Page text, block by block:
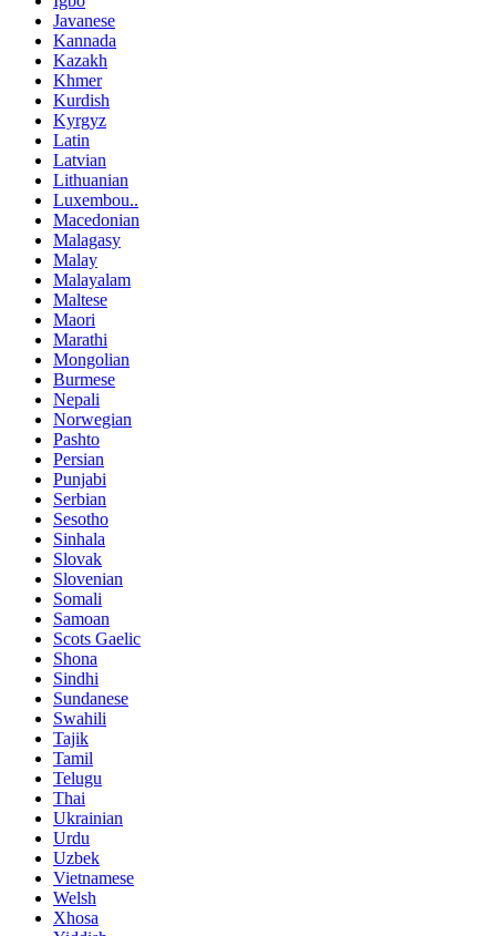
Javanese
Kannada
Kazakh
Khmer
Kurdish
Kyrgyz
Latin
Latvian
Lithuanian
Luxembou..
Macedonian
Malagasy
Malay
Malayalam
Maltese
Maori
Marathi
Mongolian
Burmese
Nepali
Norwegian
Pashto
Persian
Punjabi
Serbian
Sesotho
Sinhala
Slovak
Slovenian
Somali
Samoan
Scots Gaelic
Shona
Sindhi
Sundanese
Swahili
Tajik
Tamil
Telugu
Thai
Ukrainian
Urdu
Uzbek
Vietnamese
Welsh
Xhosa